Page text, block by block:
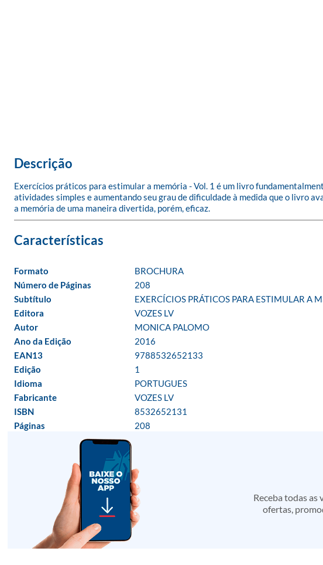
Descrição
Exercícios práticos para estimular a memória - Vol. 1 é um livro
atividades simples e aumentando seu grau de dificuldade à medida que o livro
a memória de uma maneira divertida, porém, eficaz.
Formato
BROCHURA
Número de Páginas
208
Subtítulo
EXERCÍCIOS PRÁTICOS PARA ESTIMULAR A
Editora
VOZES LV
Autor
MONICA PALOMO
Ano da Edição
2016
EAN13
9788532652133
Edição
1
Idioma
PORTUGUES
Fabricante
VOZES LV
ISBN
8532652131
Páginas
208
Receba todas as
ofertas,